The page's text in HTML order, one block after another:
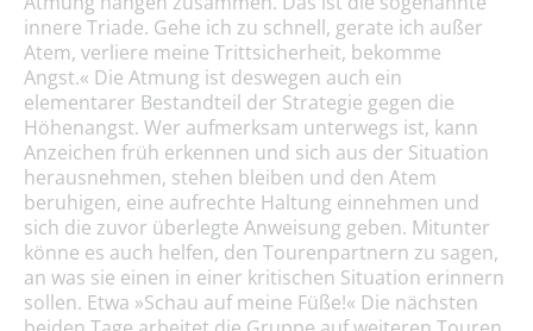
innere Triade. Gehe ich zu schnell, gerate ich außer
Atem, verliere meine Trittsicherheit, bekomme
Angst.« Die Atmung ist deswegen auch ein
elementarer Bestandteil der Strategie gegen die
Höhenangst. Wer aufmerksam unterwegs ist, kann
Anzeichen früh erkennen und sich aus der Situation
herausnehmen, stehen bleiben und den Atem
beruhigen, eine aufrechte Haltung einnehmen und
sich die zuvor überlegte Anweisung geben. Mitunter
könne es auch helfen, den Tourenpartnern zu sagen,
an was sie einen in einer kritischen Situation erinnern
sollen. Etwa »Schau auf meine Füße!« Die nächsten